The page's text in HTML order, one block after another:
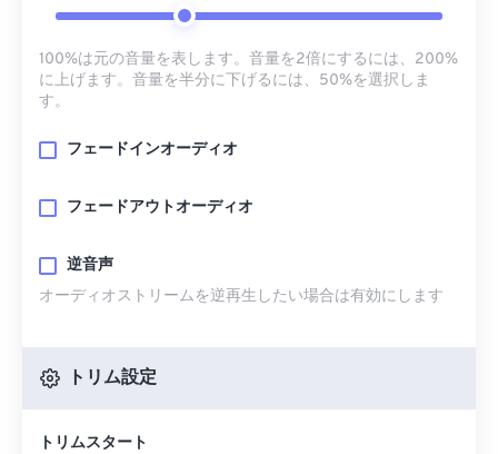
100%は元の音量を表します。音量を2倍にするには、200%
に上げます。音量を半分に下げるには、50%を選択しま
す。
フェードインオーディオ
フェードアウトオーディオ
逆音声
オーディオストリームを逆再生したい場合は有効にします
トリム設定
トリムスタート